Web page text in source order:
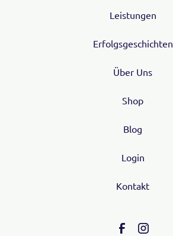
Leistungen
Erfolgsgeschichten
Über Uns
Shop
Blog
Login
Kontakt